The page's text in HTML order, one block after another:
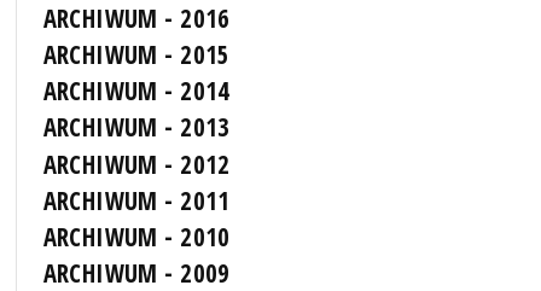
ARCHIWUM - 2016
ARCHIWUM - 2015
ARCHIWUM - 2014
ARCHIWUM - 2013
ARCHIWUM - 2012
ARCHIWUM - 2011
ARCHIWUM - 2010
ARCHIWUM - 2009